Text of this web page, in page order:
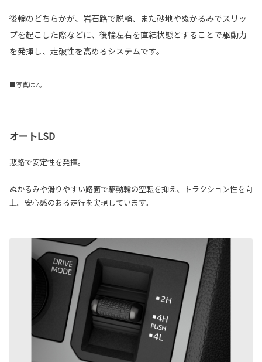
後輪のどちらかが、岩石路で脱輪、また砂地やぬかるみでスリッ
プを起こした際などに、後輪左右を直結状態とすることで駆動力
を発揮し、走破性を高めるシステムです。
■写真はZ。
オートLSD
悪路で安定性を発揮。
ぬかるみや滑りやすい路面で駆動輪の空転を抑え、トラクション性を向
上。安心感のある走行を実現しています。